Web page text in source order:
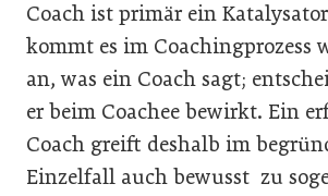
Coach ist primär ein
kommt es im Coachingprozess
an, was ein Coach sagt;
er beim Coachee bewirkt. Ein
Coach greift deshalb im
Einzelfall auch bewusst zu